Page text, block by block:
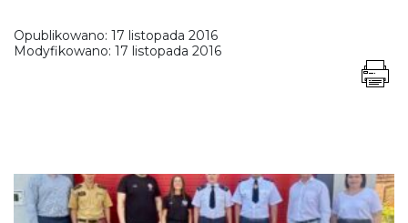
Opublikowano: 17 listopada 2016
Modyfikowano: 17 listopada 2016